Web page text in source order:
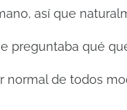
así que
preguntaba qué
normal de todos